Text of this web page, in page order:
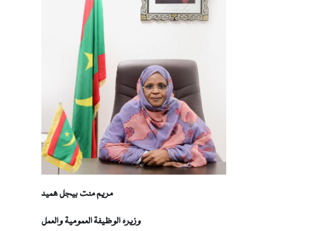
مريم منت بيجل هميد
وزيرة الوظيفة العمومية والعمل